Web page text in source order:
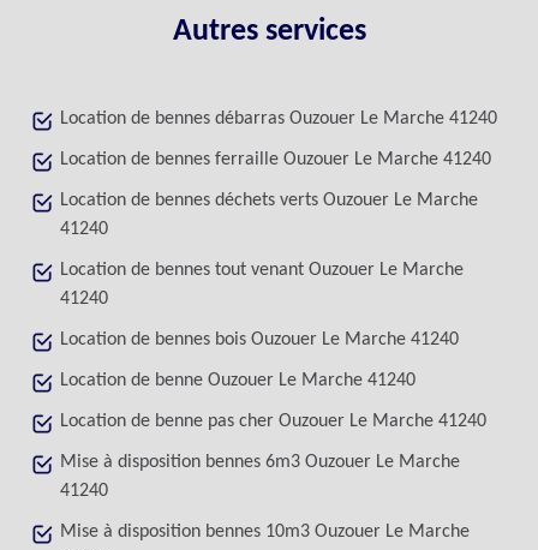
Autres services
Location de bennes débarras Ouzouer Le Marche 41240
Location de bennes ferraille Ouzouer Le Marche 41240
Location de bennes déchets verts Ouzouer Le Marche
41240
Location de bennes tout venant Ouzouer Le Marche
41240
Location de bennes bois Ouzouer Le Marche 41240
Location de benne Ouzouer Le Marche 41240
Location de benne pas cher Ouzouer Le Marche 41240
Mise à disposition bennes 6m3 Ouzouer Le Marche
41240
Mise à disposition bennes 10m3 Ouzouer Le Marche